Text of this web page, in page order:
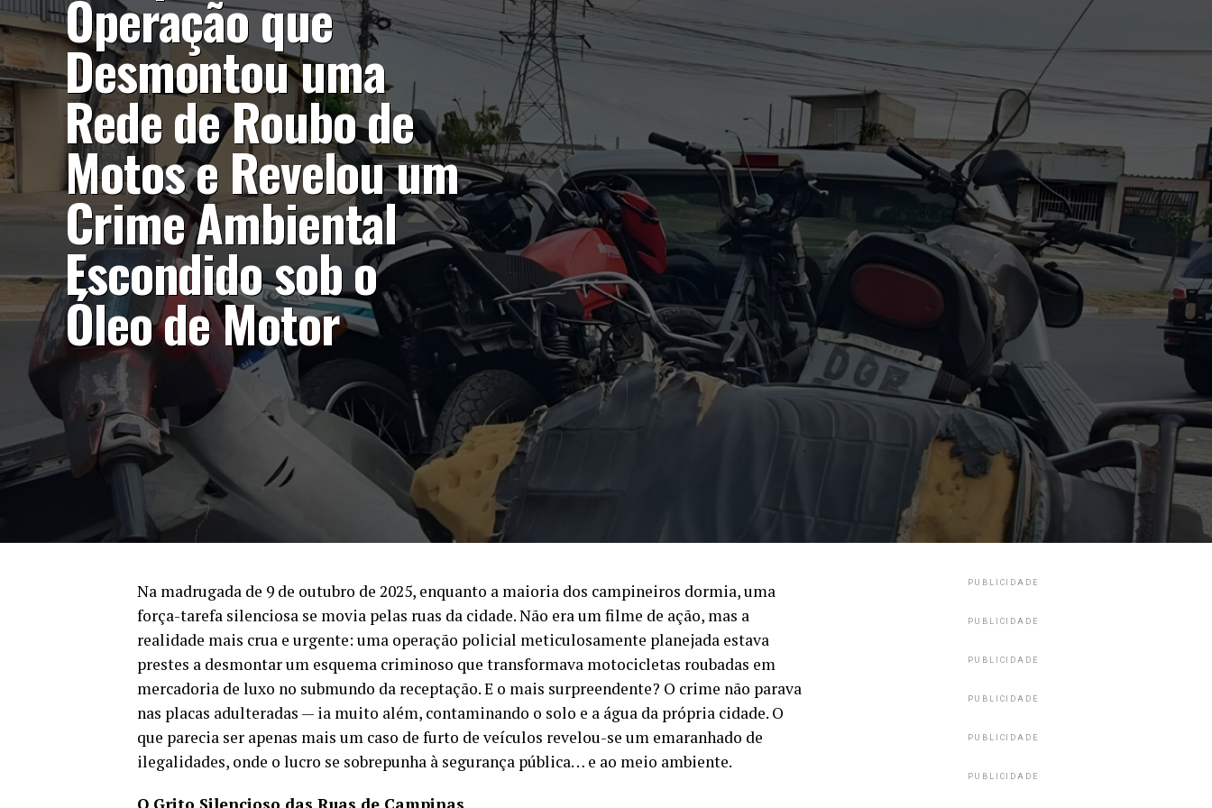
Operação que
Desmontou uma
Rede de Roubo de
Motos e Revelou um
Crime Ambiental
Escondido sob o
Óleo de Motor
Na madrugada de 9 de outubro de 2025, enquanto a maioria dos campineiros dormia, uma
força-tarefa silenciosa se movia pelas ruas da cidade. Não era um filme de ação, mas a
realidade mais crua e urgente: uma operação policial meticulosamente planejada estava
prestes a desmontar um esquema criminoso que transformava motocicletas roubadas em
mercadoria de luxo no submundo da receptação. E o mais surpreendente? O crime não parava
nas placas adulteradas — ia muito além, contaminando o solo e a água da própria cidade. O
que parecia ser apenas mais um caso de furto de veículos revelou-se um emaranhado de
ilegalidades, onde o lucro se sobrepunha à segurança pública… e ao meio ambiente.
PUBLICIDADE
PUBLICIDADE
PUBLICIDADE
PUBLICIDADE
PUBLICIDADE
PUBLICIDADE